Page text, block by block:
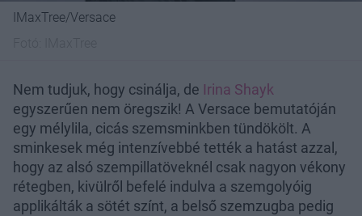
IMaxTree/Versace
Nem tudjuk, hogy csinálja, de Irina Shayk
egyszerűen nem öregszik! A Versace bemutatóján
egy mélylila, cicás szemsminkben tündökölt. A
sminkesek még intenzívebbé tették a hatást azzal,
hogy az alsó szempillatöveknél csak nagyon vékony
rétegben, kivülről befelé indulva a szemgolyóig
applikálták a sötét színt, a belső szemzugba pedig